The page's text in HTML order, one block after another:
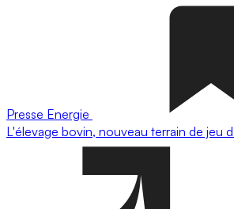
Presse Energie
L'élevage bovin, nouveau terrain de jeu